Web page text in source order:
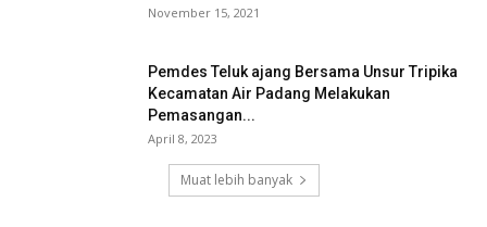
November 15, 2021
Pemdes Teluk ajang Bersama Unsur Tripika
Kecamatan Air Padang Melakukan
Pemasangan...
April 8, 2023
Muat lebih banyak